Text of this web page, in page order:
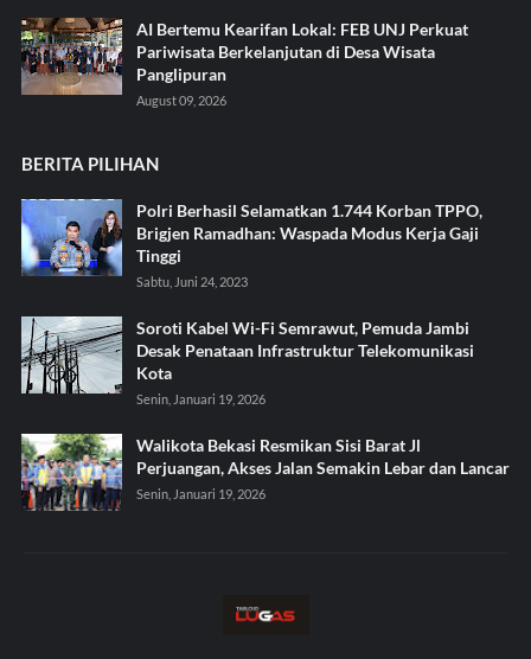
AI Bertemu Kearifan Lokal: FEB UNJ Perkuat
Pariwisata Berkelanjutan di Desa Wisata
Panglipuran
August 09, 2026
BERITA PILIHAN
Polri Berhasil Selamatkan 1.744 Korban TPPO,
Brigjen Ramadhan: Waspada Modus Kerja Gaji
Tinggi
Sabtu, Juni 24, 2023
Soroti Kabel Wi-Fi Semrawut, Pemuda Jambi
Desak Penataan Infrastruktur Telekomunikasi
Kota
Senin, Januari 19, 2026
Walikota Bekasi Resmikan Sisi Barat Jl
Perjuangan, Akses Jalan Semakin Lebar dan Lancar
Senin, Januari 19, 2026